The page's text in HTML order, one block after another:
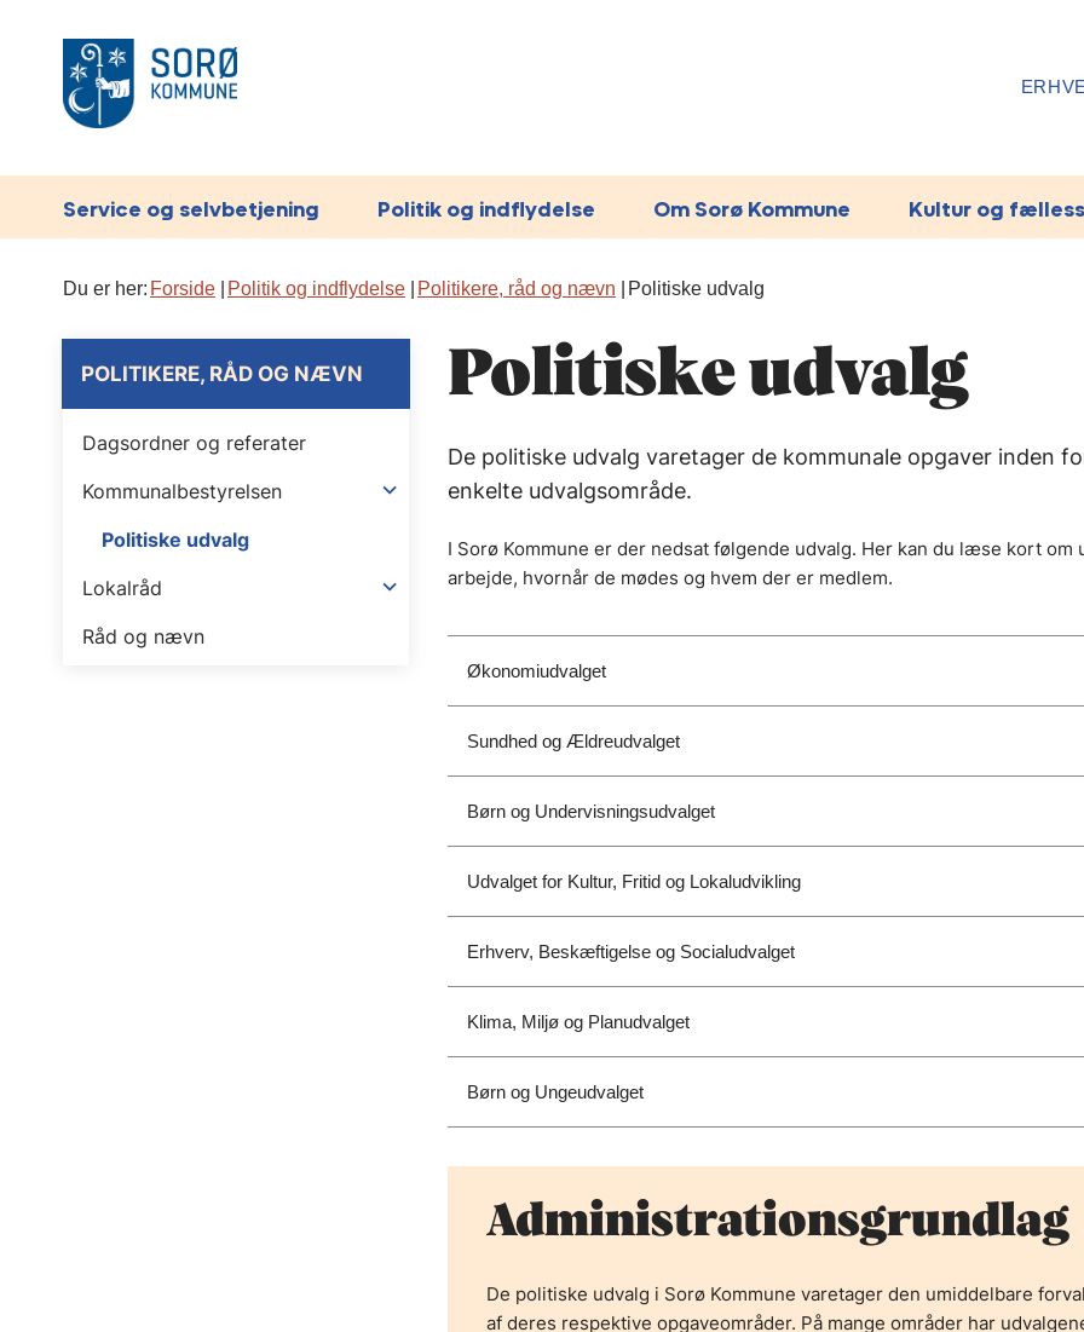
Service og selvbetjening Politik og indflydelse Om Sorø Kommune Kultur og
Du er her: Forside Politik og indflydelse Politikere, råd og nævn Politiske udvalg
POLITIKERE, RÅD OG NÆVN
Dagsordner og referater
Kommunalbestyrelsen
Politiske udvalg
Lokalråd
Råd og nævn
Politiske udvalg
De politiske udvalg varetager de kommunale opgaver inden
enkelte udvalgsområde.
I Sorø Kommune er der nedsat følgende udvalg. Her kan du læse kort om
arbejde, hvornår de mødes og hvem der er medlem.
Økonomiudvalget
Sundhed og Ældreudvalget
Børn og Undervisningsudvalget
Udvalget for Kultur, Fritid og Lokaludvikling
Erhverv, Beskæftigelse og Socialudvalget
Klima, Miljø og Planudvalget
Børn og Ungeudvalget
Administrationsgrundlag
De politiske udvalg i Sorø Kommune varetager den umiddelbare
af deres respektive opgaveområder. På mange områder har